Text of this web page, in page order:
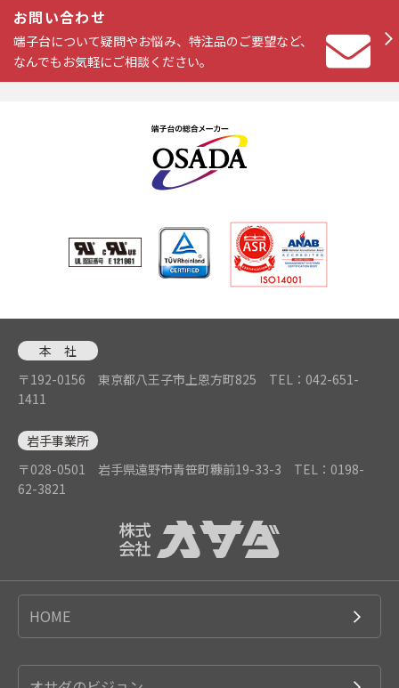
お問い合わせ
端子台について疑問やお悩み、特注品のご要望など、
なんでもお気軽にご相談ください。
本 社
〒192-0156 東京都八王子市上恩方町825 TEL：042-651-
1411
岩手事業所
〒028-0501 岩手県遠野市青笹町糠前19-33-3 TEL：0198-
62-3821
HOME